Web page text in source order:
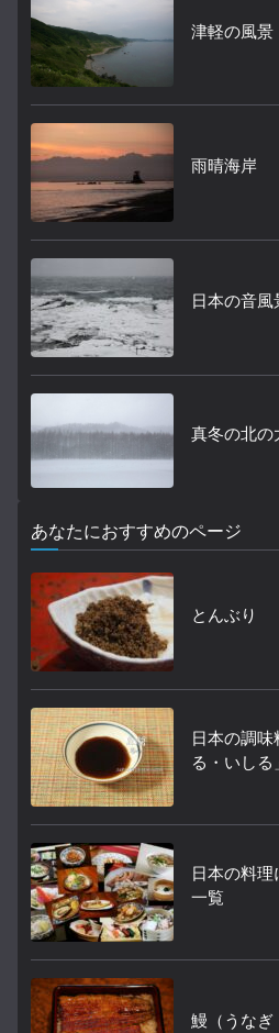
津軽の風景
雨晴海岸
日本の音
真冬の北の
あなたにおすすめのページ
とんぶり
日本の調
る・いしる」
日本の料
一覧
鰻（うなぎ